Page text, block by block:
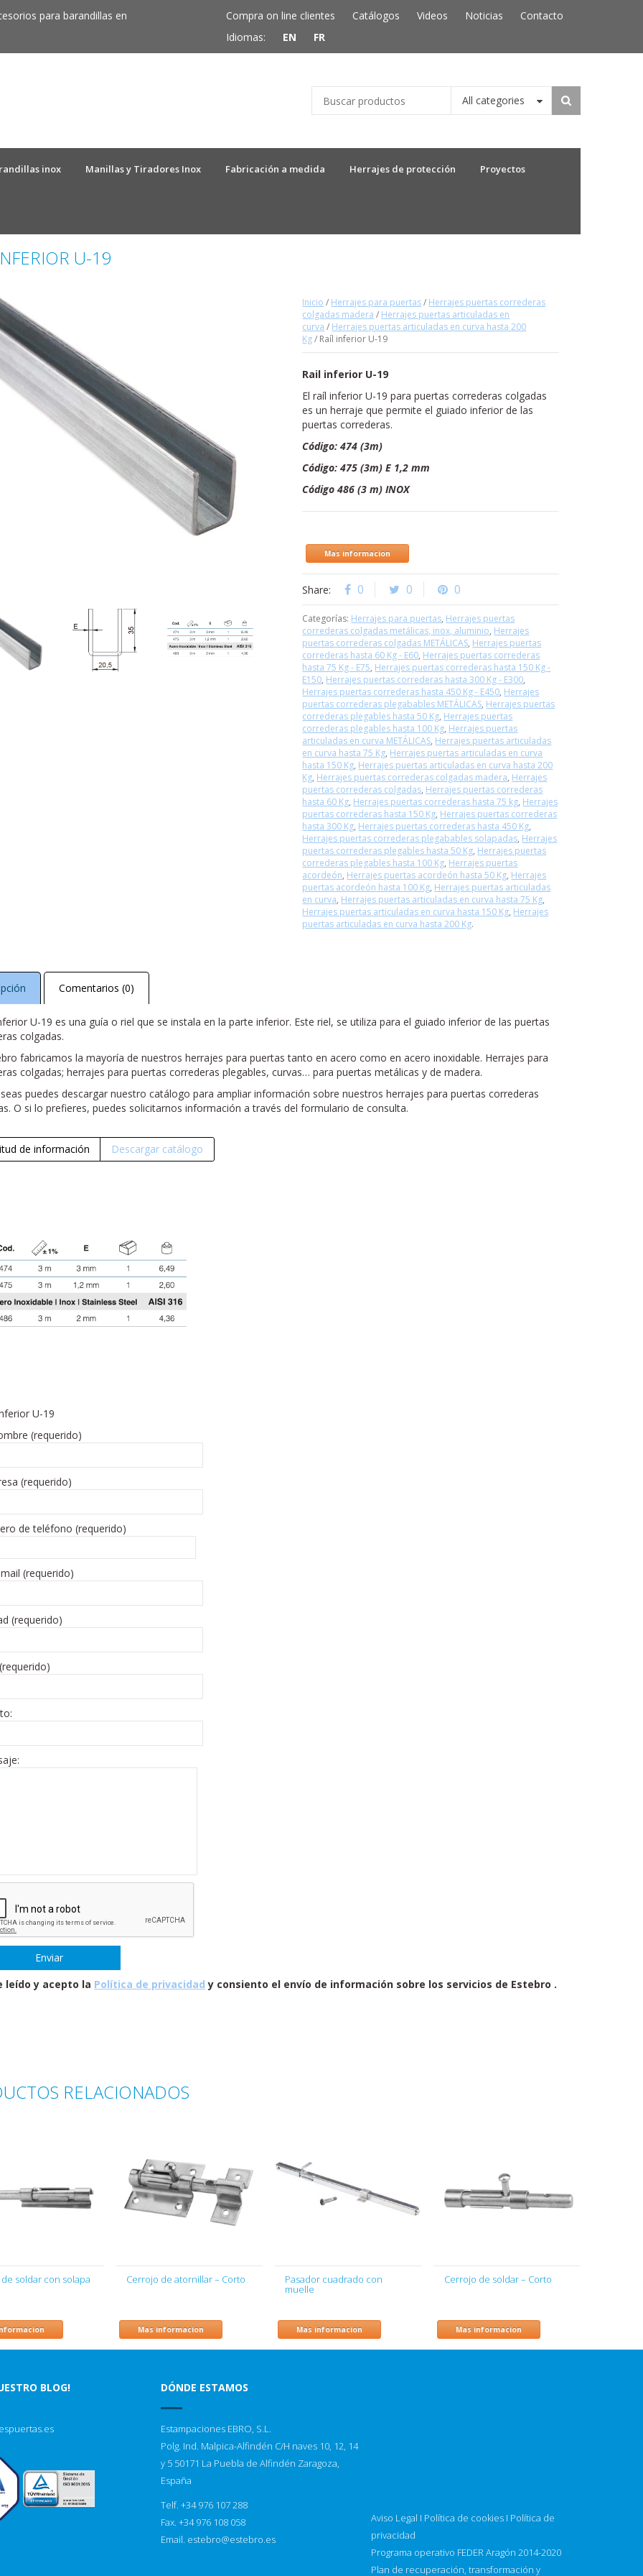
para barandillas en
Compra on line clientes Catálogos Videos Noticias
Contacto
Idiomas:
EN FR
All categories
inox Manillas y Tiradores Inox Fabricación a medida Herrajes de protección Proyectos
U-19
Inicio / Herrajes para puertas/ Herrajes puertas correderas
colgadas madera / Herrajes puertas articuladas en
curva / Herrajes puertas articuladas en curva hasta 200
Kg/ Raíl inferior U-19
Rail inferior U-19
El raíl inferior U-19 para puertas correderas colgadas
es un herraje que permite el guiado inferior de las
puertas correderas.
Código: 474 (3m)
Código: 475 (3m) E 1,2 mm
Código 486 (3 m) INOX
Mas informacion
Share: 0 0 0
Categorías: Herrajes para puertas, Herrajes puertas
correderas colgadas metálicas, inox, aluminio, Herrajes
puertas correderas colgadas METÁLICAS, Herrajes puertas
correderas hasta 60 Kg - E60, Herrajes puertas correderas
hasta 75 Kg - E75, Herrajes puertas correderas hasta 150 Kg -
E150, Herrajes puertas correderas hasta 300 Kg - E300,
Herrajes puertas correderas hasta 450 Kg - E450, Herrajes
puertas correderas plegabables METÁLICAS, Herrajes puertas
correderas plegables hasta 50 Kg, Herrajes puertas
correderas plegables hasta 100 Kg, Herrajes puertas
articuladas en curva METÁLICAS, Herrajes puertas articuladas
en curva hasta 75 Kg, Herrajes puertas articuladas en curva
hasta 150 Kg, Herrajes puertas articuladas en curva hasta 200
Kg, Herrajes puertas correderas colgadas madera, Herrajes
puertas correderas colgadas, Herrajes puertas correderas
hasta 60 Kg, Herrajes puertas correderas hasta 75 kg, Herrajes
puertas correderas hasta 150 Kg, Herrajes puertas correderas
hasta 300 Kg, Herrajes puertas correderas hasta 450 Kg,
Herrajes puertas correderas plegabables solapadas, Herrajes
puertas correderas plegables hasta 50 Kg, Herrajes puertas
correderas plegables hasta 100 Kg, Herrajes puertas
acordeón, Herrajes puertas acordeón hasta 50 Kg, Herrajes
puertas acordeón hasta 100 Kg, Herrajes puertas articuladas
en curva, Herrajes puertas articuladas en curva hasta 75 Kg,
Herrajes puertas articuladas en curva hasta 150 Kg, Herrajes
puertas articuladas en curva hasta 200 Kg.
Comentarios (0)
U-19 es una guía o riel que se instala en la parte inferior. Este riel, se utiliza para el guiado inferior de las puertas
colgadas.
fabricamos la mayoría de nuestros herrajes para puertas tanto en acero como en acero inoxidable. Herrajes para
colgadas; herrajes para puertas correderas plegables, curvas… para puertas metálicas y de madera.
puedes descargar nuestro catálogo para ampliar información sobre nuestros herrajes para puertas correderas
O si lo prefieres, puedes solicitarnos información a través del formulario de consulta.
de información Descargar catálogo
U-19
(requerido)
(requerido)
de teléfono (requerido)
(requerido)
(requerido)
leído y acepto la Política de privacidad y consiento el envío de información sobre los servicios de Estebro .
RELACIONADOS
soldar con solapa Cerrojo de atornillar – Corto
Mas informacion
Pasador cuadrado con
muelle
Mas informacion
Cerrojo de soldar – Corto
Mas informacion
BLOG! DÓNDE ESTAMOS
Estampaciones EBRO, S.L.
Polg. Ind. Malpica-Alfindén C/H naves 10, 12, 14
y 5 50171 La Puebla de Alfindén Zaragoza,
España
Telf. +34 976 107 288
Fax. +34 976 108 058
Email. estebro@estebro.es
Aviso Legal I Política de cookiesI Política de
privacidad
Programa operativo FEDER Aragón 2014-2020
Plan de recuperación, transformación y